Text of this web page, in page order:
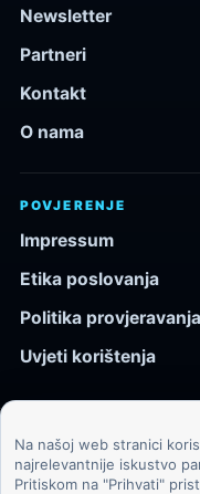
Newsletter
Partneri
Kontakt
O nama
POVJERENJE
Impressum
Etika poslovanja
Politika
Uvjeti korištenja
© 2026
Na našoj web stranici
najrelevantnije iskustvo
Pritiskom na "Prihvati"